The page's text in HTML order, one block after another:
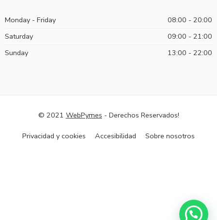
Monday - Friday
08:00 - 20:00
Saturday
09:00 - 21:00
Sunday
13:00 - 22:00
© 2021 WebPymes - Derechos Reservados!
Privacidad y cookies Accesibilidad Sobre nosotros